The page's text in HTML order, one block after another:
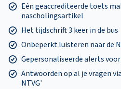
Eén geaccrediteerde toets
nascholingsartikel
Het tijdschrift 3 keer in de bus
Onbeperkt luisteren naar de
Gepersonaliseerde alerts
Antwoorden op al je vragen
NTVG'